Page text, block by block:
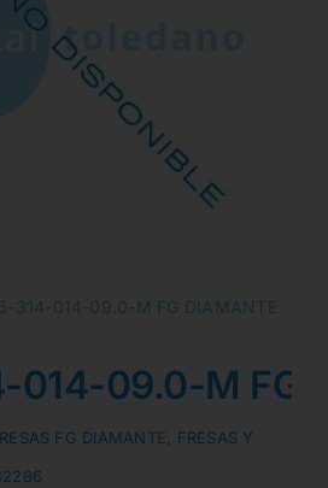
314-014-09.0-M FG DIAMANTE
014-09.0-M FG
FG DIAMANTE
FRESAS Y